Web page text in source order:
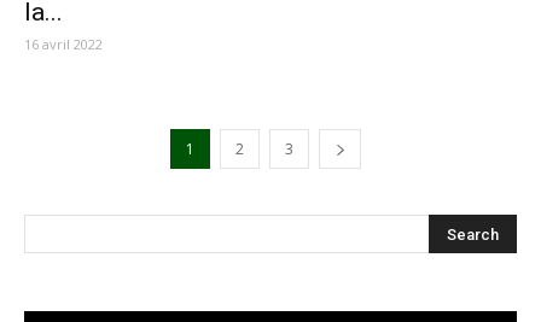
la...
16 avril 2022
1 2 3